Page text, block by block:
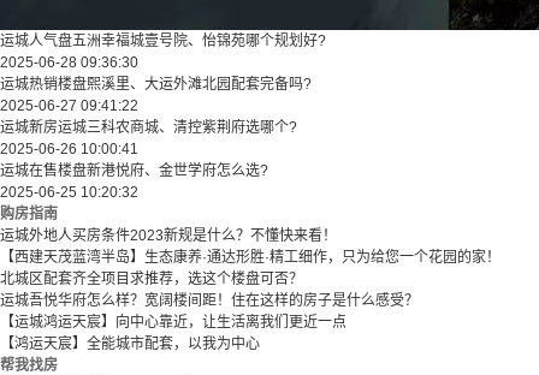
运城人气盘五洲幸福城壹号院、怡锦苑哪个规划好?
2025-06-28 09:36:30
运城热销楼盘熙溪里、大运外滩北园配套完备吗?
2025-06-27 09:41:22
运城新房运城三科农商城、清控紫荆府选哪个?
2025-06-26 10:00:41
运城在售楼盘新港悦府、金世学府怎么选?
2025-06-25 10:20:32
购房指南
运城外地人买房条件2023新规是什么？不懂快来看！
【西建天茂蓝湾半岛】生态康养·通达形胜·精工细作，只为给您一个花园的家！
北城区配套齐全项目求推荐，选这个楼盘可否？
运城吾悦华府怎么样？宽阔楼间距！住在这样的房子是什么感受？
【运城鸿运天宸】向中心靠近，让生活离我们更近一点
【鸿运天宸】全能城市配套，以我为中心
帮我找房